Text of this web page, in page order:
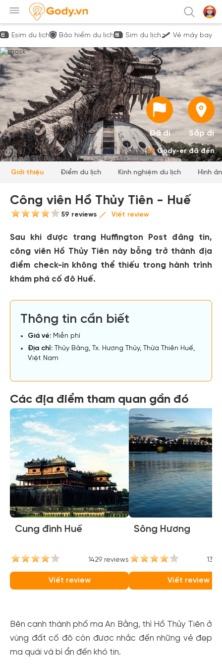
Esim du lịch Bảo hiểm du lịch Sim du lịch Vé máy bay
Đã đi Sắp đi
59Gody-er đã đến
Giới thiệu Điểm du lịch Kinh nghiệm du lịch Hình
Công viên Hồ Thủy Tiên - Huế
59 reviews Viết review
Sau khi được trang Huffington Post đăng tin,
công viên Hồ Thủy Tiên này bỗng trở thành địa
điểm check-in không thể thiếu trong hành trình
khám phá cố đô Huế.
Thông tin cần biết
Giá vé: Miễn phí
Địa chỉ: Thủy Bằng, Tx. Hương Thủy, Thừa Thiên Huế,
Việt Nam
Các địa điểm tham quan gần đó
Cung đình Huế
1429 reviews
Viết review
Sông Hương
Viết review
Bên cạnh thành phố ma An Bằng, thì Hồ Thủy Tiên ở
vùng đất cố đô còn được nhắc đến những vẻ đẹp
ma quái và bí ẩn đến khó tin.